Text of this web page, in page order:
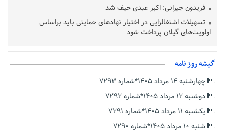
فریدون جیرانی: اکبر عبدی حیف شد
تسهیلات اشتغالزایی در اختیار نهادهای حمایتی باید براساس
اولویت‌های گیلان پرداخت شود
دفتر رهبر انقلاب: مطالب خارج از مراجع رسمی فاقد سندیت است
بقائی: فضای مذاکرات فنی و سیاسی ایران و عمان درباره تنگه هرمز،
مثبت است
رئیس سازمان جهاد کشاورزی استان: کشاورزان گیلان نسبت به
دریافت یارانه کود اقدام کنند
گیشه روز نامه
چهارشنبه ۱۴ مرداد ۱۴۰۵*شماره ۷۲۹۳
دوشنبه ۱۲ مرداد ۱۴۰۵*شماره ۷۲۹۲
یکشنبه ۱۱ مرداد ۱۴۰۵*شماره ۷۲۹۱
شنبه ۱۰ مرداد ۱۴۰۵*شماره ۷۲۹۰